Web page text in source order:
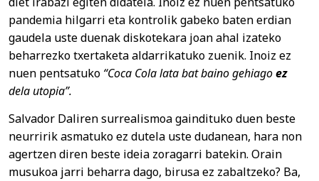
pandemia hilgarri eta kontrolik gabeko baten erdian
gaudela uste duenak diskotekara joan ahal izateko
beharrezko txertaketa aldarrikatuko zuenik. Inoiz ez
nuen pentsatuko “Coca Cola lata bat baino gehiagoez
dela utopia”.
Salvador Daliren surrealismoa gaindituko duen beste
neurririk asmatuko ez dutela uste dudanean, hara non
agertzen diren beste ideia zoragarri batekin. Orain
musukoa jarri beharra dago, birusa ez zabaltzeko? Ba,